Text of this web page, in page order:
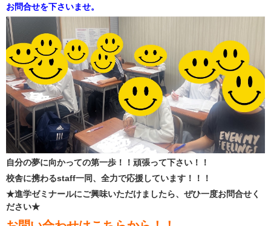
お問合せを下さいませ。
自分の夢に向かっての第一歩！！頑張って下さい！！
校舎に携わるstaff一同、全力で応援しています！！！
★進学ゼミナールにご興味いただけましたら、ぜひ一度お問合せく
ださい★